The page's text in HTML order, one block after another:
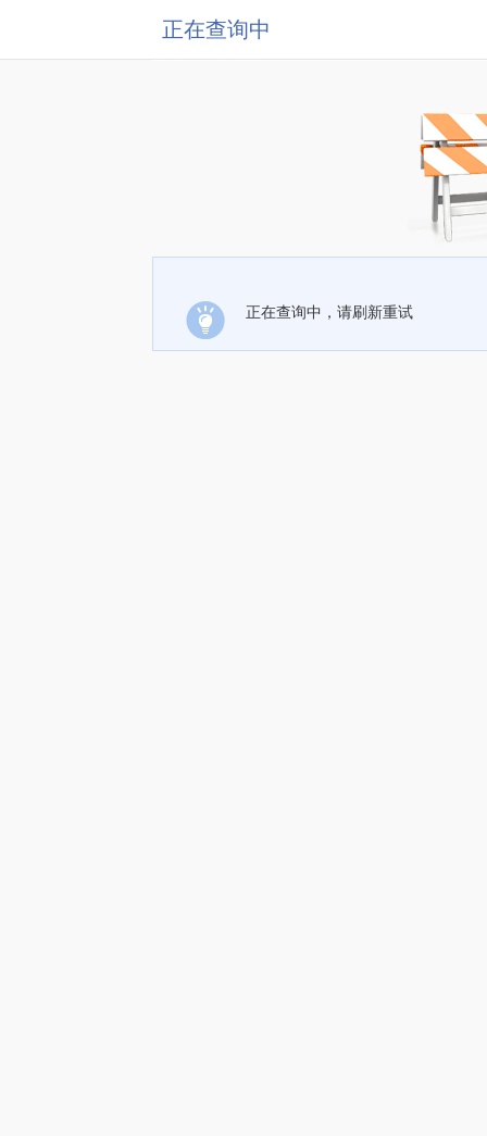
正在查询中
正在查询中，请刷新重试